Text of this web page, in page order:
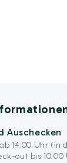
Auschecken
14:00 Uhr (in
out bis 10:00